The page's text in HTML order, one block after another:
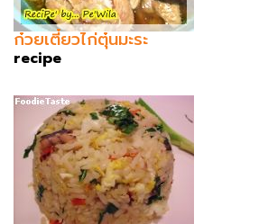
ก๋วยเตี๋ยวไก่ตุ๋นมะระ
recipe